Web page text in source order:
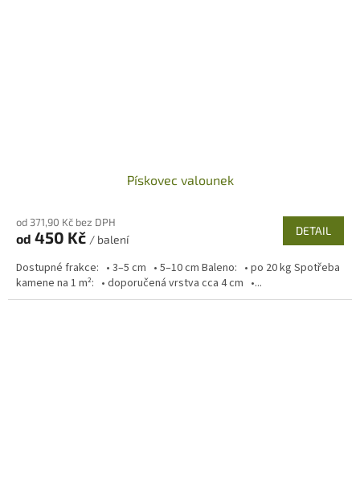
Pískovec valounek
od 371,90 Kč bez DPH
od 450 Kč / balení
DETAIL
Dostupné frakce: • 3–5 cm • 5–10 cm Baleno: • po 20 kg Spotřeba
kamene na 1 m²: • doporučená vrstva cca 4 cm •...